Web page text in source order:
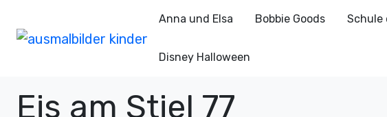
Anna und Elsa Bobbie Goods Schule
Disney Halloween
Eis am Stiel 77